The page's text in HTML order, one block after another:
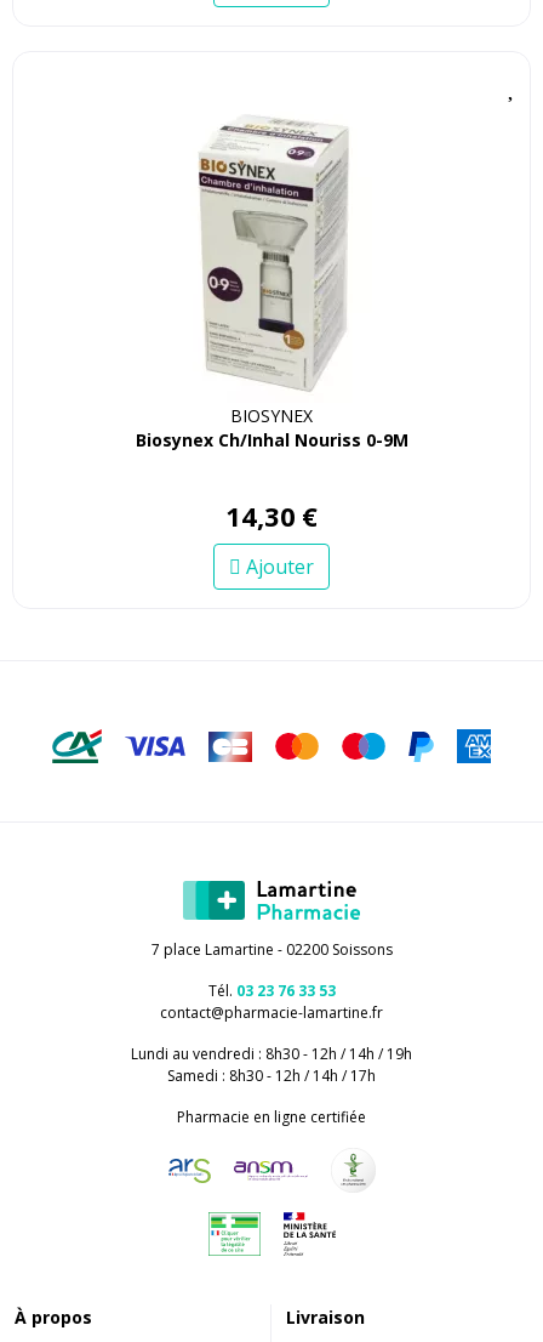
BIOSYNEX
Biosynex Ch/Inhal Nouriss 0-9M
14,30 €
Ajouter
7 place Lamartine - 02200 Soissons
Tél. 03 23 76 33 53
contact@pharmacie-lamartine.fr
Lundi au vendredi : 8h30 - 12h / 14h / 19h
Samedi : 8h30 - 12h / 14h / 17h
Pharmacie en ligne certifiée
À propos Livraison